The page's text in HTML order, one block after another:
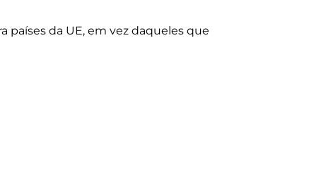
da UE, em vez daqueles que